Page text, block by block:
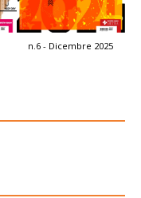
n.6 - Dicembre 2025